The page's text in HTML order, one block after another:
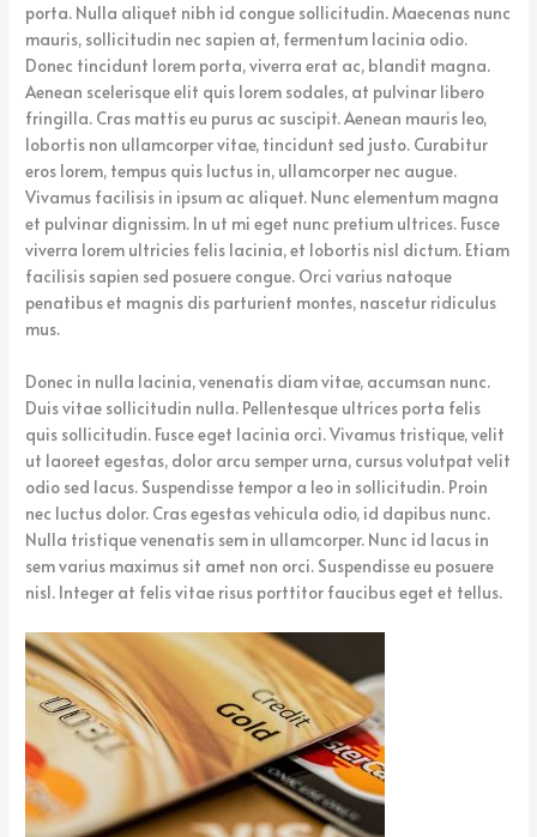
porta. Nulla aliquet nibh id congue sollicitudin. Maecenas nunc
mauris, sollicitudin nec sapien at, fermentum lacinia odio.
Donec tincidunt lorem porta, viverra erat ac, blandit magna.
Aenean scelerisque elit quis lorem sodales, at pulvinar libero
fringilla. Cras mattis eu purus ac suscipit. Aenean mauris leo,
lobortis non ullamcorper vitae, tincidunt sed justo. Curabitur
eros lorem, tempus quis luctus in, ullamcorper nec augue.
Vivamus facilisis in ipsum ac aliquet. Nunc elementum magna
et pulvinar dignissim. In ut mi eget nunc pretium ultrices. Fusce
viverra lorem ultricies felis lacinia, et lobortis nisl dictum. Etiam
facilisis sapien sed posuere congue. Orci varius natoque
penatibus et magnis dis parturient montes, nascetur ridiculus
mus.
Donec in nulla lacinia, venenatis diam vitae, accumsan nunc.
Duis vitae sollicitudin nulla. Pellentesque ultrices porta felis
quis sollicitudin. Fusce eget lacinia orci. Vivamus tristique, velit
ut laoreet egestas, dolor arcu semper urna, cursus volutpat velit
odio sed lacus. Suspendisse tempor a leo in sollicitudin. Proin
nec luctus dolor. Cras egestas vehicula odio, id dapibus nunc.
Nulla tristique venenatis sem in ullamcorper. Nunc id lacus in
sem varius maximus sit amet non orci. Suspendisse eu posuere
nisl. Integer at felis vitae risus porttitor faucibus eget et tellus.